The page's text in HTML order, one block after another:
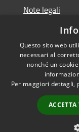
Note legali
Dichiarazione
Accessibilità
Questo sito web
necessari al
nonché un
Per maggiori dettagli,
ACCETTA